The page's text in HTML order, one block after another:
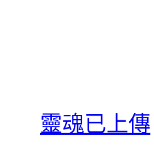
靈魂已上傳